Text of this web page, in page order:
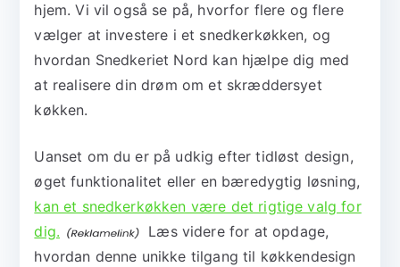
hjem. Vi vil også se på, hvorfor flere og flere
vælger at investere i et snedkerkøkken, og
hvordan Snedkeriet Nord kan hjælpe dig med
at realisere din drøm om et skræddersyet
køkken.
Uanset om du er på udkig efter tidløst design,
øget funktionalitet eller en bæredygtig løsning,
kan et snedkerkøkken være det rigtige valg for
dig.
Læs videre for at opdage,
hvordan denne unikke tilgang til køkkendesign